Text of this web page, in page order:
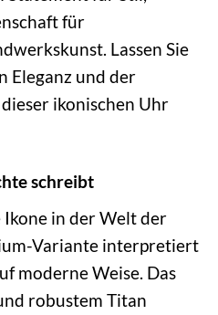
für
Lassen Sie
Eleganz und der
ikonischen Uhr
schreibt
in der Welt der
Variante interpretiert
moderne Weise. Das
robustem Titan